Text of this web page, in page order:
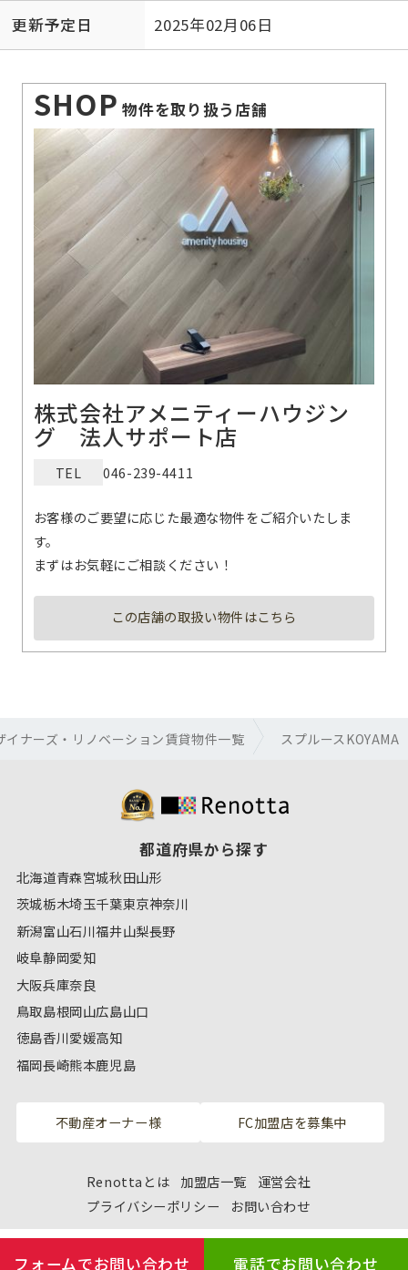
フォームでお問い合わせ 電話でお問い合わせ
更新予定日 2025年02月06日
SHOP 物件を取り扱う店舗
株式会社アメニティーハウジン
グ 法人サポート店
TEL 046-239-4411
お客様のご要望に応じた最適な物件をご紹介いたしま
す。
まずはお気軽にご相談ください！
この店舗の取扱い物件はこちら
イナーズ・リノベーション賃貸物件一覧 スプルースKOYAMA
都道府県から探す
北海道青森宮城秋田山形
茨城栃木埼玉千葉東京神奈川
新潟富山石川福井山梨長野
岐阜静岡愛知
大阪兵庫奈良
鳥取島根岡山広島山口
徳島香川愛媛高知
福岡長崎熊本鹿児島
不動産オーナー様 FC加盟店を募集中
Renottaとは 加盟店一覧
運営会社
プライバシーポリシー
お問い合わせ